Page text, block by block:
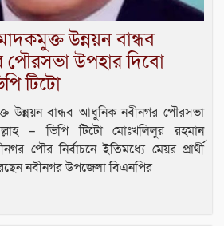
উন্নয়ন বান্ধব
উপহার দিবো
টিটো
উন্নয়ন বান্ধব আধুনিক নবীনগর পৌরসভা
– ভিপি টিটো মোঃখলিলুর রহমান
পৌর নির্বাচনে ইতিমধ্যে মেয়র প্রার্থী
নবীনগর উপজেলা বিএনপির